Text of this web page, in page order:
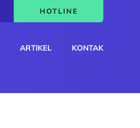
HOTLINE
ARTIKEL KONTAK